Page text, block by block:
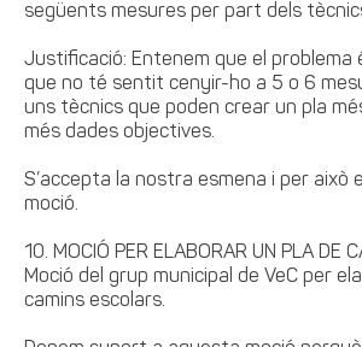
següents mesures per part dels
Justificació: Entenem que el problema
que no té sentit cenyir-ho a 5 o 6
uns tècnics que poden crear un pla
més dades objectives.
S’accepta la nostra esmena i per això
moció.
10. MOCIÓ PER ELABORAR UN PLA DE
Moció del grup municipal de VeC per
camins escolars.